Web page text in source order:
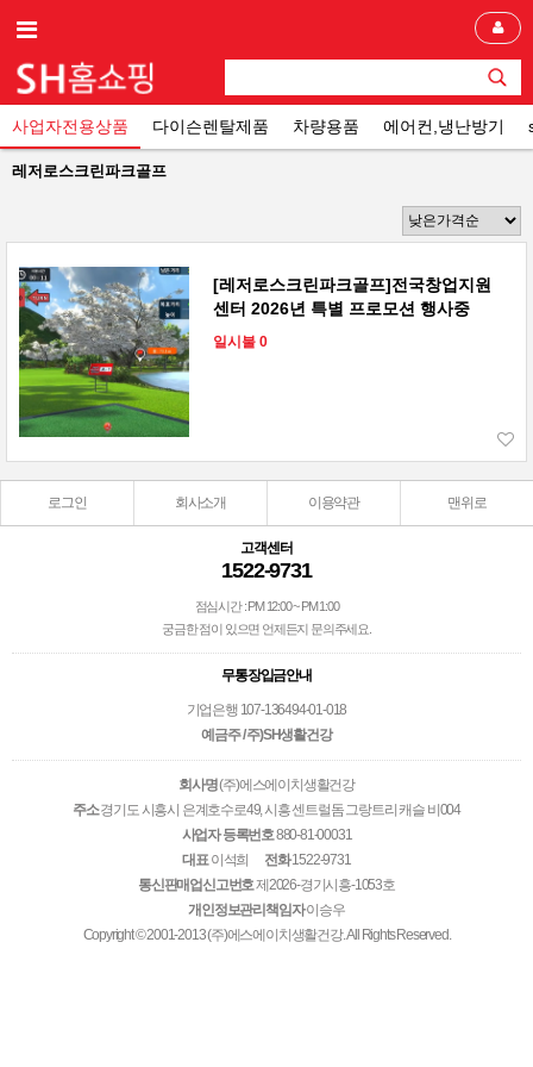
사업자전용상품 다이슨렌탈제품 차량용품 에어컨,냉난방기
레저로스크린파크골프
[레저로스크린파크골프]전국창업지원
센터 2026년 특별 프로모션 행사중
일시불 0
로그인 회사소개 이용약관 맨위로
고객센터
1522-9731
점심시간 : PM 12:00 ~ PM 1:00
궁금한 점이 있으면 언제든지 문의주세요.
무통장입금안내
기업은행 107-136494-01-018
예금주 / 주)SH생활건강
회사명(주)에스에이치생활건강
주소경기도 시흥시 은계호수로49, 시흥 센트럴돔 그랑트리 캐슬 비004
사업자 등록번호880-81-00031
대표이석희 전화1522-9731
통신판매업신고번호제2026-경기시흥-1053호
개인정보관리책임자이승우
Copyright © 2001-2013 (주)에스에이치생활건강. All Rights Reserved.